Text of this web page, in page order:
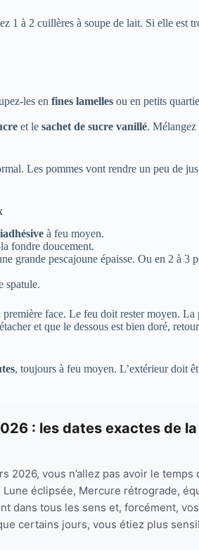
1 à 2 cuillères à soupe de lait. Si elle est
les en fines lamelles ou en petits
et le sachet de sucre vanillé. Mélangez
Les pommes vont rendre un peu de
à feu moyen.
fondre doucement.
grande pescajoune épaisse. Ou en 2 à 3
spatule.
première face. Le feu doit rester moyen. La
et que le dessous est bien doré,
, toujours à feu moyen. L’extérieur doit
: les dates exactes de
2026, vous n’allez pas avoir le
Lune éclipsée, Mercure rétrograde,
dans tous les sens et, forcément,
certains jours, vous étiez plus